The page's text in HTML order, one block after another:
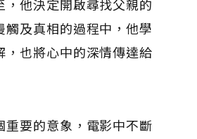
，他決定開啟尋找父親的
觸及真相的過程中，他學
，也將心中的深情傳達給
重要的意象，電影中不斷